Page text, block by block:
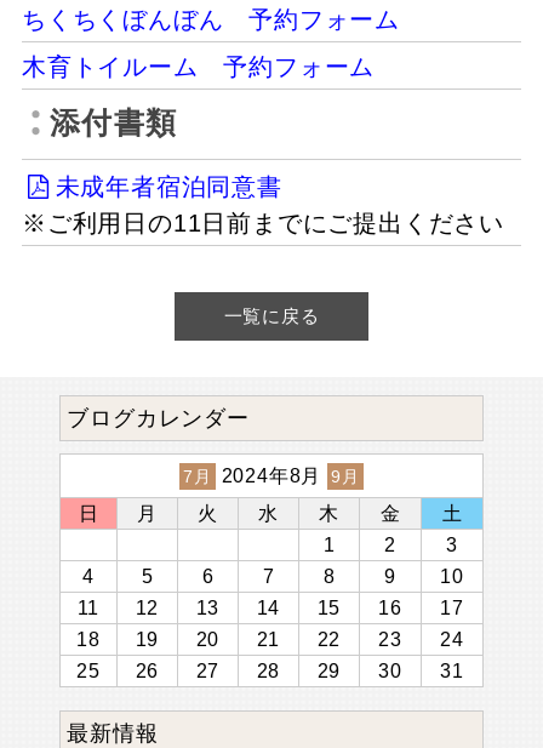
ちくちくぼんぼん 予約フォーム
木育トイルーム 予約フォーム
添付書類
未成年者宿泊同意書
※ご利用日の11日前までにご提出ください
一覧に戻る
ブログカレンダー
7月 2024年8月 9月
日 月 火 水 木 金
土
1
2
3
4
5 6 7 8 9
10
11
12 13 14 15 16
17
18
19 20 21 22 23
24
25
26 27 28 29 30 31
最新情報